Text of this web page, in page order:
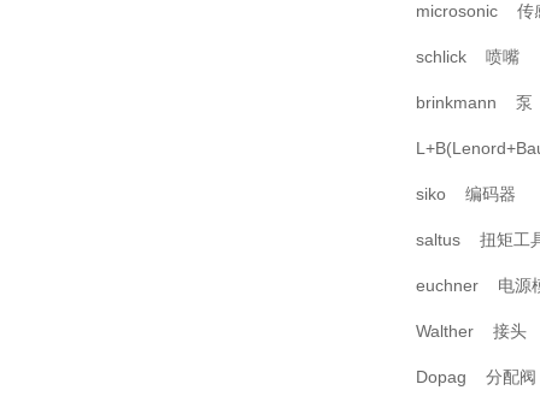
microsonic 传
schlick 喷嘴
brinkmann 泵
siko 编码器
saltus 扭矩工
euchner 电源
Walther 接头
Dopag 分配阀